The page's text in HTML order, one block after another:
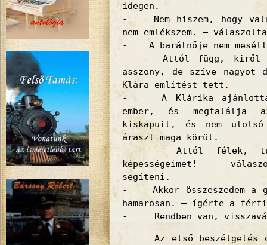
idegen.
- Nem hiszem, hogy
nem emlékszem. –
- A barátnője nem mesélt
- Attól függ, kiről is
asszony, de szíve
Klára említést tett.
- A Klárika ajánlotta
ember, és megtalálja
kiskapuit, és nem utolsó
áraszt maga körül.
- Attól félek,
képességeimet! –
segíteni.
- Akkor összeszedem a
hamarosan. – ígérte a
- Rendben van,
Az első beszélgetés